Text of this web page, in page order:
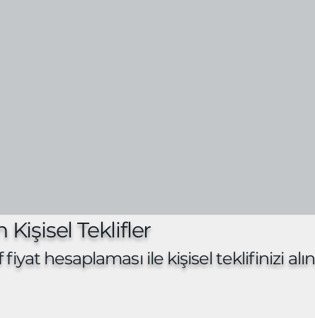
Kişisel Teklifler
hesaplaması ile kişisel teklifinizi alın